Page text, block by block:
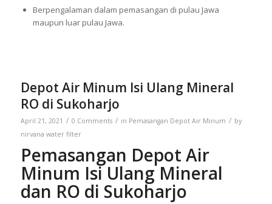
Berpengalaman dalam pemasangan di pulau Jawa
maupun luar pulau Jawa.
Depot Air Minum Isi Ulang Mineral
RO di Sukoharjo
April 21, 2021 / 0 Comments / in Pemasangan Depot Air Minum / by
nirvana water filter
Pemasangan Depot Air
Minum Isi Ulang Mineral
dan RO di Sukoharjo